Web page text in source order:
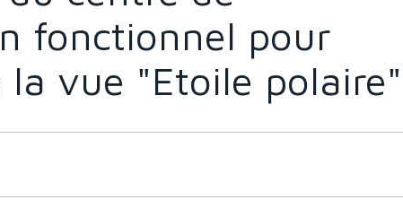
fonctionnel pour
vue "Etoile polaire"